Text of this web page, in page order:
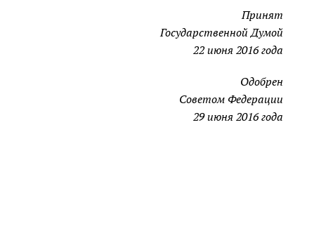
Принят
Государственной Думой
22 июня 2016 года
Одобрен
Советом Федерации
29 июня 2016 года